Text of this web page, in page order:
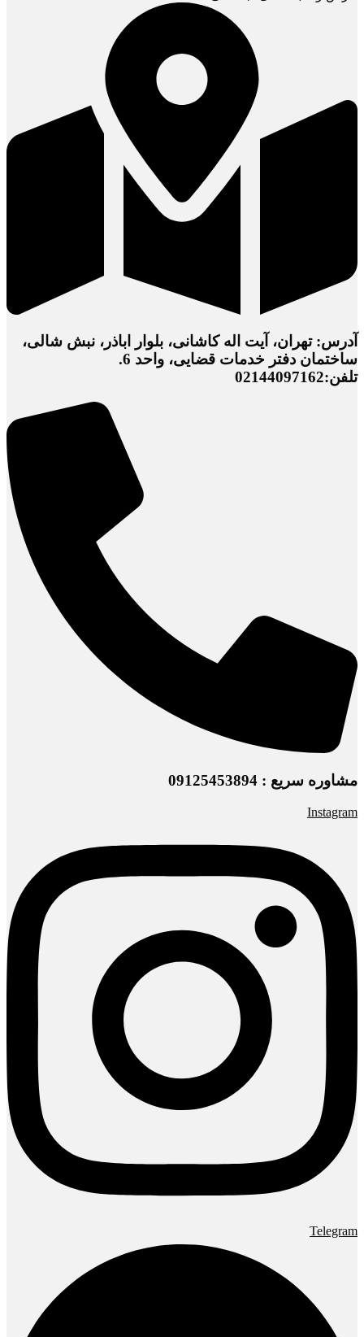
آدرس: تهران، آیت اله کاشانی، بلوار اباذر، نبش شالی،
ساختمان دفتر خدمات قضایی، واحد 6.
تلفن:02144097162
مشاوره سریع : 09125453894
Instagram
Telegram